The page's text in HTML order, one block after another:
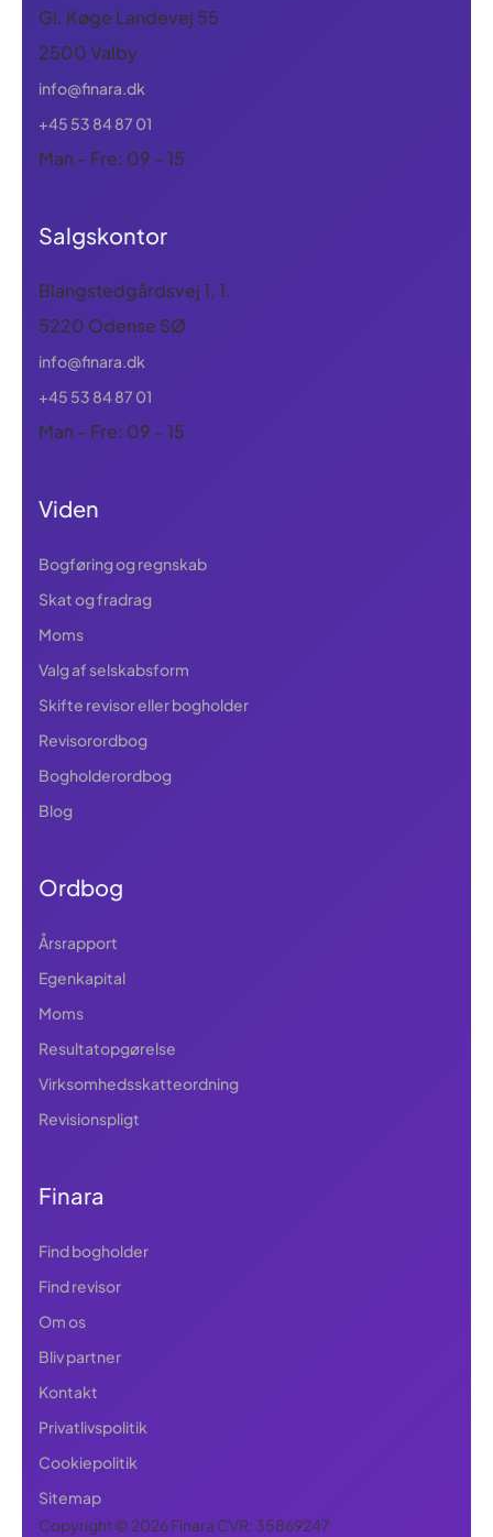
Gl. Køge Landevej 55
2500 Valby
info@finara.dk
+45 53 84 87 01
Man - Fre: 09 - 15
Salgskontor
Blangstedgårdsvej 1, 1.
5220 Odense SØ
info@finara.dk
+45 53 84 87 01
Man - Fre: 09 - 15
Viden
Bogføring og regnskab
Skat og fradrag
Moms
Valg af selskabsform
Skifte revisor eller bogholder
Revisorordbog
Bogholderordbog
Blog
Ordbog
Årsrapport
Egenkapital
Moms
Resultatopgørelse
Virksomhedsskatteordning
Revisionspligt
Finara
Find bogholder
Find revisor
Om os
Bliv partner
Kontakt
Privatlivspolitik
Cookiepolitik
Sitemap
Copyright © 2026 Finara CVR: 35869247